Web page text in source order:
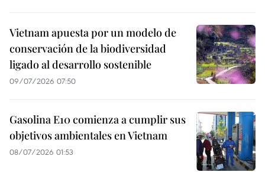
Vietnam apuesta por un modelo de
conservación de la biodiversidad
ligado al desarrollo sostenible
09/07/2026 07:50
Gasolina E10 comienza a cumplir sus
objetivos ambientales en Vietnam
08/07/2026 01:53